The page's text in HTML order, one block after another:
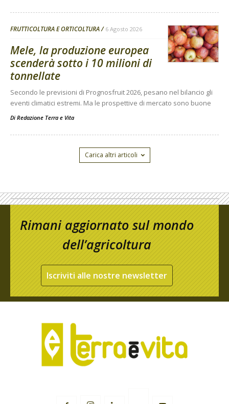
FRUTTICOLTURA E ORTICOLTURA 6 Agosto 2026
Mele, la produzione europea
scenderà sotto i 10 milioni di
tonnellate
Secondo le previsioni di Prognosfruit 2026, pesano nel bilancio gli
eventi climatici estremi. Ma le prospettive di mercato sono buone
Di Redazione Terra e Vita
Carica altri articoli
Rimani aggiornato sul mondo
dell’agricoltura
Iscriviti alle nostre newsletter